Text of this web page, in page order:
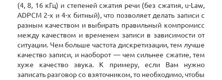
(4, 8, 16 кГц) и степеней сжатия речи (без сжатия, u-Law,
ADPCM 2-х и 4-х битный), что позволяет делать записи с
разным качеством и выбирать правильный компромисс
между качеством и временем записи в зависимости от
ситуации. Чем больше частота дискретизации, тем лучше
качество записи, и наоборот — чем сильнее сжатие, тем
хуже качество звука. К примеру, если Вам нужно
записать разговор со взяточником, то необходимо, чтобы